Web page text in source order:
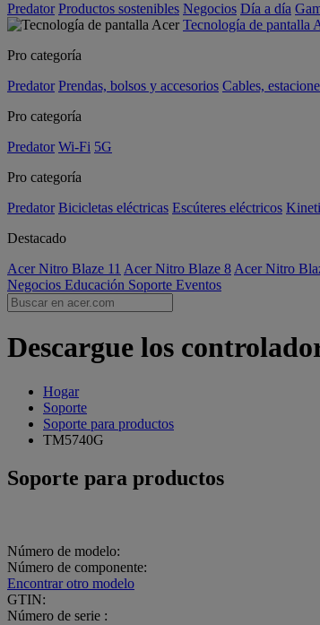
Predator Productos sostenibles Negocios Día a día
Tecnología de pantalla
Pro categoría
Predator Prendas, bolsos y accesorios Cables,
Pro categoría
Predator Wi-Fi 5G
Pro categoría
Predator Bicicletas eléctricas Escúteres eléctricos
Destacado
Acer Nitro Blaze 11 Acer Nitro Blaze 8 Acer Nitro
Negocios Educación Soporte Eventos
Descargue los
Hogar
Soporte
Soporte para productos
TM5740G
Soporte para productos
Número de modelo:
Número de componente:
Encontrar otro modelo
GTIN:
Número de serie :